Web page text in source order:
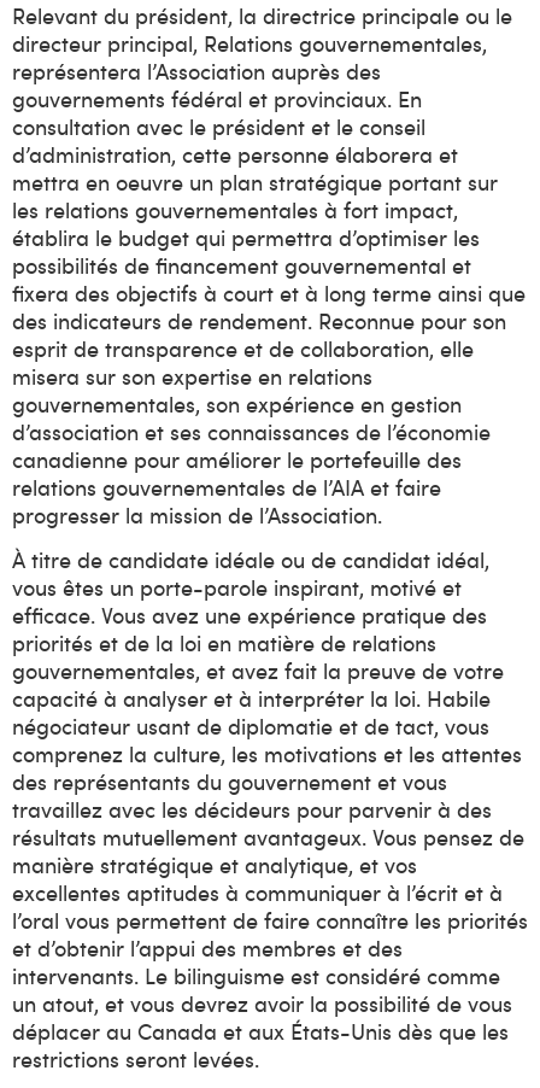
Relevant du président, la directrice principale ou le
directeur principal, Relations gouvernementales,
représentera l’Association auprès des
gouvernements fédéral et provinciaux. En
consultation avec le président et le conseil
d’administration, cette personne élaborera et
mettra en oeuvre un plan stratégique portant sur
les relations gouvernementales à fort impact,
établira le budget qui permettra d’optimiser les
possibilités de financement gouvernemental et
fixera des objectifs à court et à long terme ainsi que
des indicateurs de rendement. Reconnue pour son
esprit de transparence et de collaboration, elle
misera sur son expertise en relations
gouvernementales, son expérience en gestion
d’association et ses connaissances de l’économie
canadienne pour améliorer le portefeuille des
relations gouvernementales de l’AIA et faire
progresser la mission de l’Association.
À titre de candidate idéale ou de candidat idéal,
vous êtes un porte-parole inspirant, motivé et
efficace. Vous avez une expérience pratique des
priorités et de la loi en matière de relations
gouvernementales, et avez fait la preuve de votre
capacité à analyser et à interpréter la loi. Habile
négociateur usant de diplomatie et de tact, vous
comprenez la culture, les motivations et les attentes
des représentants du gouvernement et vous
travaillez avec les décideurs pour parvenir à des
résultats mutuellement avantageux. Vous pensez de
manière stratégique et analytique, et vos
excellentes aptitudes à communiquer à l’écrit et à
l’oral vous permettent de faire connaître les priorités
et d’obtenir l’appui des membres et des
intervenants. Le bilinguisme est considéré comme
un atout, et vous devrez avoir la possibilité de vous
déplacer au Canada et aux États-Unis dès que les
restrictions seront levées.